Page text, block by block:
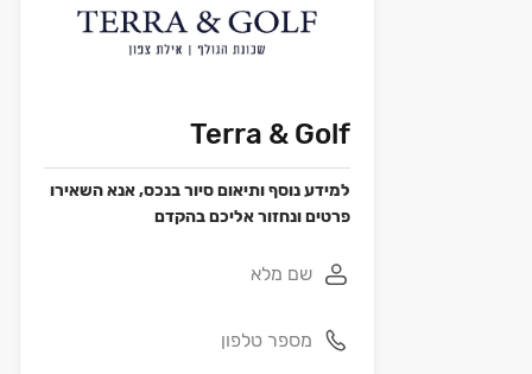
Terra & Golf
למידע נוסף ותיאום סיור בנכס, אנא השאירו
פרטים ונחזור אליכם בהקדם